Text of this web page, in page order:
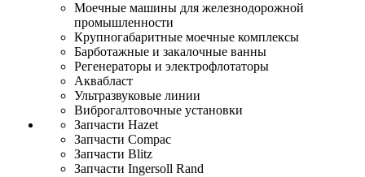
Моечные машины для железнодорожной
промышленности
Крупногабаритные моечные комплексы
Барботажные и закалочные ванны
Регенераторы и электрофлотаторы
Аквабласт
Ультразвуковые линии
Виброгалтовочные установки
Запчасти Hazet
Запчасти Compac
Запчасти Blitz
Запчасти Ingersoll Rand